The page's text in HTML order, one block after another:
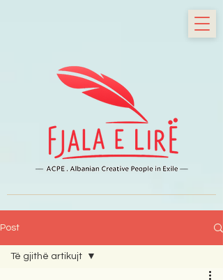
Post
Të gjithë artikujt